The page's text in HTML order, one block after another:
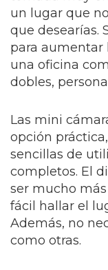
un lugar que
que desearías.
para aumentar
una oficina
dobles,
Las mini
opción
sencillas de
completos. El
ser mucho
fácil hallar el
Además, no
como otras.